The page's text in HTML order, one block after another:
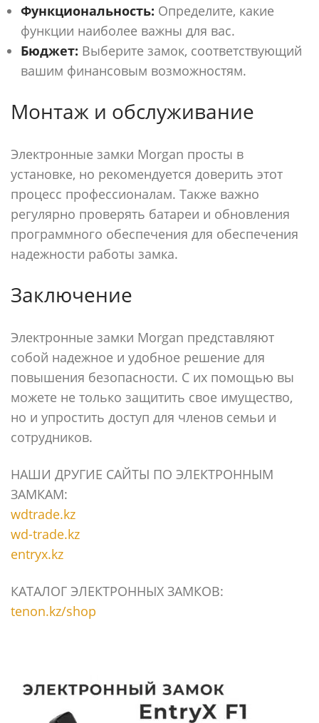
Функциональность: Определите, какие
функции наиболее важны для вас.
Бюджет: Выберите замок, соответствующий
вашим финансовым возможностям.
Монтаж и обслуживание
Электронные замки Morgan просты в
установке, но рекомендуется доверить этот
процесс профессионалам. Также важно
регулярно проверять батареи и обновления
программного обеспечения для обеспечения
надежности работы замка.
Заключение
Электронные замки Morgan представляют
собой надежное и удобное решение для
повышения безопасности. С их помощью вы
можете не только защитить свое имущество,
но и упростить доступ для членов семьи и
сотрудников.
НАШИ ДРУГИЕ САЙТЫ ПО ЭЛЕКТРОННЫМ
ЗАМКАМ:
wdtrade.kz
wd-trade.kz
entryx.kz
КАТАЛОГ ЭЛЕКТРОННЫХ ЗАМКОВ:
tenon.kz/shop